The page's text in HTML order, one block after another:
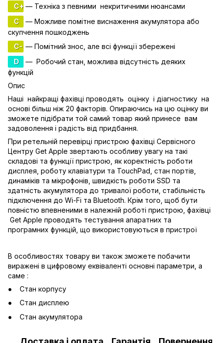
C+— Техніка з певними некритичними нюансами
C
— Можливе помітне виснаження акумулятора або
скупчення пошкоджень
C- — Помітний знос, але всі функції збережені
D
— Робочий стан, можлива відсутність деяких
функцій
Опис
Наші найкращі фахівці проводять оцінку і діагностику на
основі більш ніж 20 факторів. Опираючись на цю оцінку ви
зможете підібрати той самий товар який принесе вам
задоволення і радість від придбання.
При ретельній перевірці пристрою фахівці Сервісного
Центру Get Apple звертають особливу увагу на такі
складові та функції пристрою, як коректність роботи
дисплея, роботу клавіатури та TouchPad, стан портів,
динаміків та мікрофонів, швидкість роботи SSD та
здатність акумулятора до тривалої роботи, стабільність
підключення до Wi-Fi та Bluetooth. Крім того, щоб бути
повністю впевненими в належній роботі пристрою, фахівці
Get Apple проводять тестування апаратних та
програмних функцій, що використовуються в пристрої
В особливостях товару ви також зможете побачити
виражені в цифровому еквіваленті основні параметри, а
саме :
Стан корпусу
Стан дисплею
Стан акумулятора